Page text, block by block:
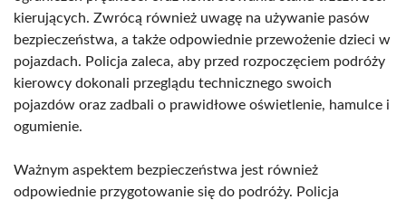
kierujących. Zwrócą również uwagę na używanie pasów
bezpieczeństwa, a także odpowiednie przewożenie dzieci w
pojazdach. Policja zaleca, aby przed rozpoczęciem podróży
kierowcy dokonali przeglądu technicznego swoich
pojazdów oraz zadbali o prawidłowe oświetlenie, hamulce i
ogumienie.
Ważnym aspektem bezpieczeństwa jest również
odpowiednie przygotowanie się do podróży. Policja